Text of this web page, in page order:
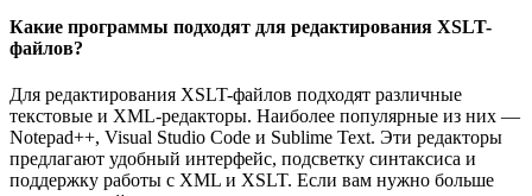
Какие программы подходят для редактирования XSLT-
файлов?
Для редактирования XSLT-файлов подходят различные
текстовые и XML-редакторы. Наиболее популярные из них —
Notepad++, Visual Studio Code и Sublime Text. Эти редакторы
предлагают удобный интерфейс, подсветку синтаксиса и
поддержку работы с XML и XSLT. Если вам нужно больше